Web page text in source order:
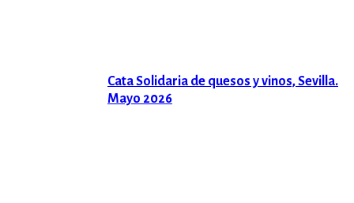
Cata Solidaria de quesos y vinos, Sevilla.
Mayo 2026